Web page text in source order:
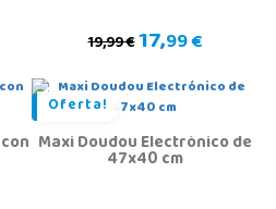
19,99 €17,99 €
Oferta!
Maxi Doudou Electrónico de
47x40 cm